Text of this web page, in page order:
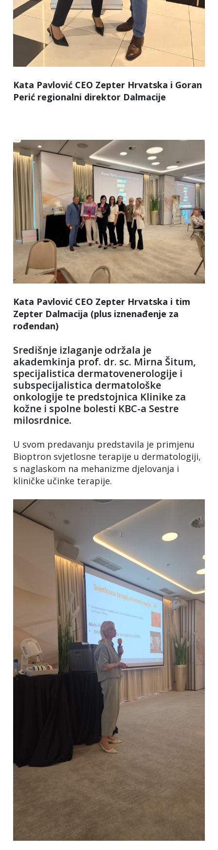
Kata Pavlović CEO Zepter Hrvatska i Goran
Perić regionalni direktor Dalmacije
Kata Pavlović CEO Zepter Hrvatska i tim
Zepter Dalmacija (plus iznenađenje za
rođendan)
Središnje izlaganje održala je
akademkinja prof. dr. sc. Mirna Šitum,
specijalistica dermatovenerologije i
subspecijalistica dermatološke
onkologije te predstojnica Klinike za
kožne i spolne bolesti KBC-a Sestre
milosrdnice.
U svom predavanju predstavila je primjenu
Bioptron svjetlosne terapije u dermatologiji,
s naglaskom na mehanizme djelovanja i
kliničke učinke terapije.